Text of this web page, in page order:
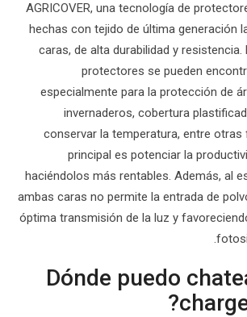
AGRICOVER, una tecnología de
hechas con tejido de última generación
caras, de alta durabilidad y
protectores se pueden
especialmente para la protección de
invernaderos, cobertura
conservar la temperatura, entre otras
principal es potenciar la
haciéndolos más rentables. Además, al
ambas caras no permite la entrada de
óptima transmisión de la luz y
¿Dónde puedo